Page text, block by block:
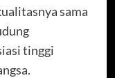
sama
tinggi